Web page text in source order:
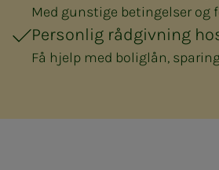
Med gunstige betingelser og
Personlig rådgivning
Få hjelp med boliglån,